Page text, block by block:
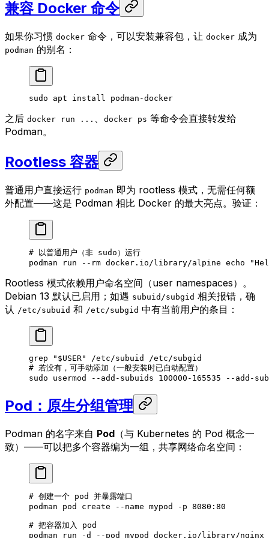
兼容 Docker 命令
如果你习惯 docker 命令，可以安装兼容包，让 docker 成为
podman 的别名：
sudo apt install podman-docker
之后 docker run ... 、 docker ps 等命令会直接转发给
Podman。
Rootless 容器
普通用户直接运行 podman 即为 rootless 模式，无需任何额
外配置——这是 Podman 相比 Docker 的最大亮点。验证：
# 以普通用户（非 sudo）运行
podman run --rm docker.io/library/alpine echo
Rootless 模式依赖用户命名空间（user namespaces）。
Debian 13 默认已启用；如遇 subuid/subgid 相关报错，确
认 /etc/subuid 和 /etc/subgid 中有当前用户的条目：
grep " $USER" /etc/subuid
/etc/subgid
# 若没有，可手动添加（一般安装时已自动配置）
sudo usermod --add-subuids 100000-165535 --add-
Pod：原生分组管理
Podman 的名字来自 Pod （与 Kubernetes 的 Pod 概念一
致）——可以把多个容器编为一组，共享网络命名空间：
# 创建一个 pod 并暴露端口
podman pod create --name mypod -p 8080:80
# 把容器加入 pod
podman run -d --pod mypod docker.io/library/nginx